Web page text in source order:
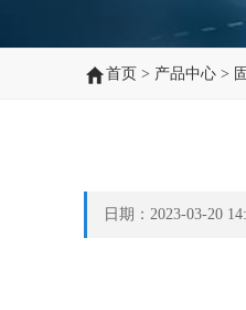
首页 > 产品中心 >
日期：2023-03-20